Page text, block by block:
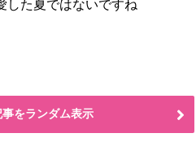
した夏ではないですね
をランダム表示